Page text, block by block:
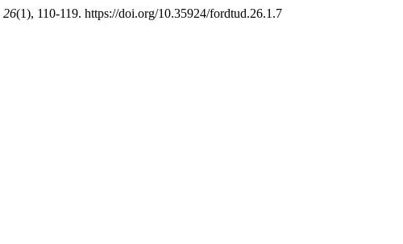
26(1), 110-119. https://doi.org/10.35924/fordtud.26.1.7